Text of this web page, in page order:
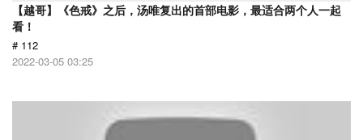
【越哥】《色戒》之后，汤唯复出的首部电影，最适合两个人一起
看！
# 112
2022-03-05 03:25